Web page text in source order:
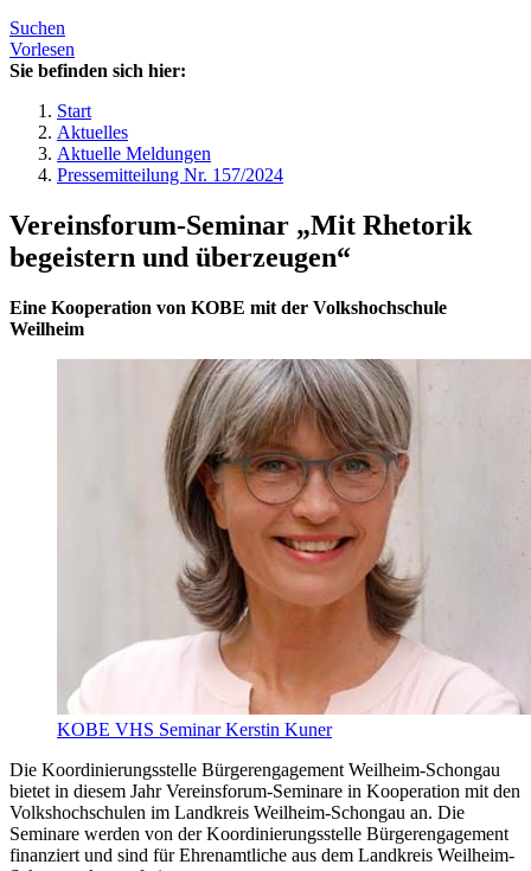
Suchen
Vorlesen
Sie befinden sich hier:
Start
Aktuelles
Aktuelle Meldungen
Pressemitteilung Nr. 157/2024
Vereinsforum-Seminar „Mit Rhetorik
begeistern und überzeugen“
Eine Kooperation von KOBE mit der Volkshochschule
Weilheim
KOBE VHS Seminar Kerstin Kuner
Die Koordinierungsstelle Bürgerengagement Weilheim-Schongau
bietet in diesem Jahr Vereinsforum-Seminare in Kooperation mit den
Volkshochschulen im Landkreis Weilheim-Schongau an. Die
Seminare werden von der Koordinierungsstelle Bürgerengagement
finanziert und sind für Ehrenamtliche aus dem Landkreis Weilheim-